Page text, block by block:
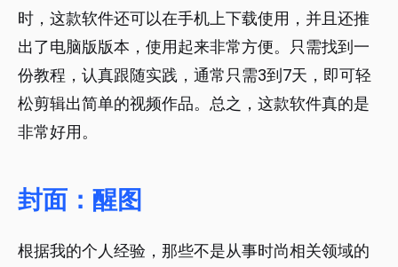
时，这款软件还可以在手机上下载使用，并且还推
出了电脑版版本，使用起来非常方便。只需找到一
份教程，认真跟随实践，通常只需3到7天，即可轻
松剪辑出简单的视频作品。总之，这款软件真的是
非常好用。
封面：醒图
根据我的个人经验，那些不是从事时尚相关领域的